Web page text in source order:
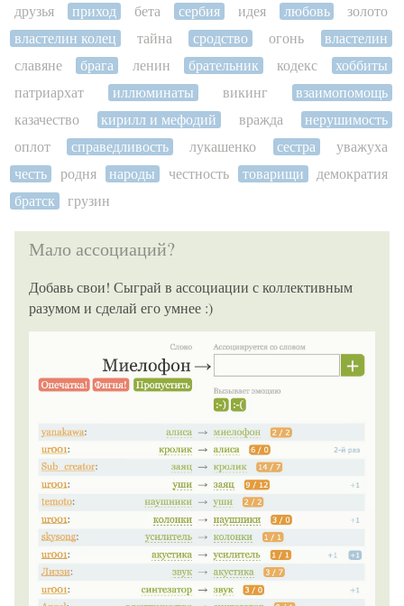
друзья
приход бета сербия идея любовь
золото
властелин колец
тайна сродство огонь
властелин
славяне
брага ленин брательник кодекс
хоббиты
патриархат
иллюминаты викинг
взаимопомощь
казачество
кирилл и мефодий вражда
нерушимость
оплот
справедливость лукашенко сестра
уважуха
честь
родня народы честность товарищи
демократия
братск
грузин
Мало ассоциаций?
Добавь свои! Сыграй в ассоциации с коллективным
разумом и сделай его умнее :)